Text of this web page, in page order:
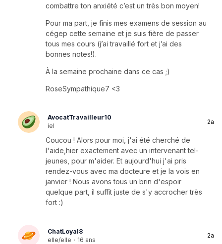
combattre ton anxiété c’est un très bon moyen!
Pour ma part, je finis mes examens de session au
cégep cette semaine et je suis fière de passer
tous mes cours (j’ai travaillé fort et j’ai des
bonnes notes!).
À la semaine prochaine dans ce cas ;)
RoseSympathique7 <3
AvocatTravailleur10
iel
2a
Coucou ! Alors pour moi, j'ai été cherché de
l'aide,hier exactement avec un intervenant tel-
jeunes, pour m'aider. Et aujourd'hui j'ai pris
rendez-vous avec ma docteure et je la vois en
janvier ! Nous avons tous un brin d'espoir
quelque part, il suffit juste de s'y accrocher très
fort :)
ChatLoyal8
elle/elle · 16 ans
2a